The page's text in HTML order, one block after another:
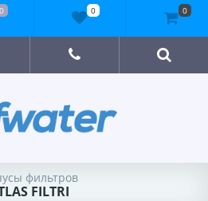
фильтров
FILTRI
0 0 0